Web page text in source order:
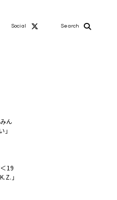
Social Search
ん
」
19
」